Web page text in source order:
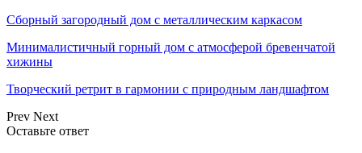
Сборный загородный дом с металлическим каркасом
Минималистичный горный дом с атмосферой бревенчатой
хижины
Творческий ретрит в гармонии с природным ландшафтом
Prev Next
Оставьте ответ